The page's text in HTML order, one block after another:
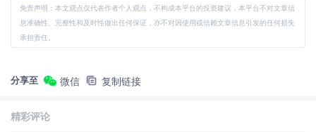
免责声明：本文观点仅代表作者个人观点，不构成本平台的投资建议，本平台不对文章信
息准确性、完整性和及时性做出任何保证，亦不对因使用或信赖文章信息引发的任何损失
承担责任。
分享至 微信 复制链接
精彩评论